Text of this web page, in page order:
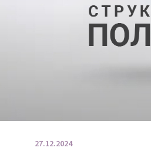
27.12.2024